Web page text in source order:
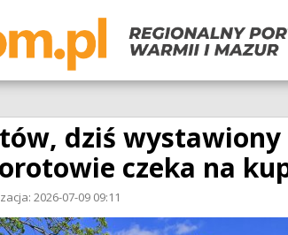
dziś wystawiony
czeka na
2026-07-09 09:11